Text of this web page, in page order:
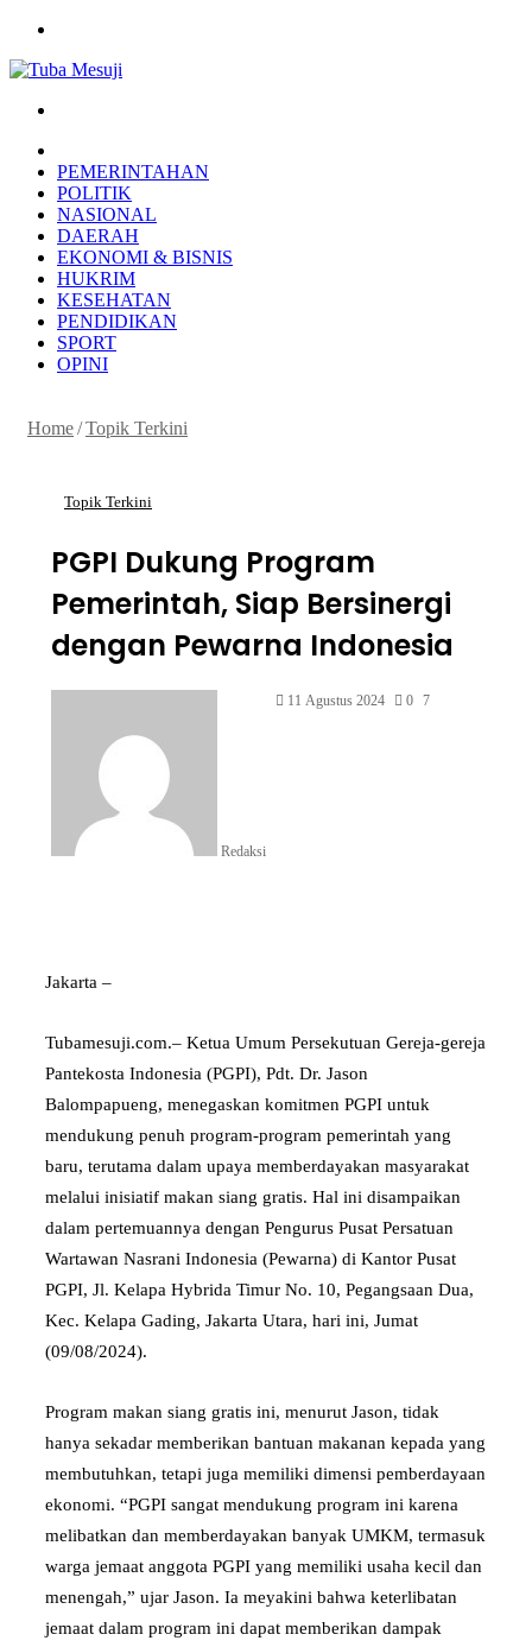
PEMERINTAHAN
POLITIK
NASIONAL
DAERAH
EKONOMI & BISNIS
HUKRIM
KESEHATAN
PENDIDIKAN
SPORT
OPINI
Home/Topik Terkini
Topik Terkini
PGPI Dukung Program
Pemerintah, Siap Bersinergi
dengan Pewarna Indonesia
Redaksi
11 Agustus 2024 0 7
Jakarta –
Tubamesuji.com.– Ketua Umum Persekutuan Gereja-gereja
Pantekosta Indonesia (PGPI), Pdt. Dr. Jason
Balompapueng, menegaskan komitmen PGPI untuk
mendukung penuh program-program pemerintah yang
baru, terutama dalam upaya memberdayakan masyarakat
melalui inisiatif makan siang gratis. Hal ini disampaikan
dalam pertemuannya dengan Pengurus Pusat Persatuan
Wartawan Nasrani Indonesia (Pewarna) di Kantor Pusat
PGPI, Jl. Kelapa Hybrida Timur No. 10, Pegangsaan Dua,
Kec. Kelapa Gading, Jakarta Utara, hari ini, Jumat
(09/08/2024).
Program makan siang gratis ini, menurut Jason, tidak
hanya sekadar memberikan bantuan makanan kepada yang
membutuhkan, tetapi juga memiliki dimensi pemberdayaan
ekonomi. “PGPI sangat mendukung program ini karena
melibatkan dan memberdayakan banyak UMKM, termasuk
warga jemaat anggota PGPI yang memiliki usaha kecil dan
menengah,” ujar Jason. Ia meyakini bahwa keterlibatan
jemaat dalam program ini dapat memberikan dampak